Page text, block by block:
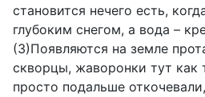
становится нечего есть,
глубоким снегом, а вода –
(3)Появляются на земле
скворцы, жаворонки тут как
просто подальше